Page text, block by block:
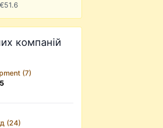
€51.6
компаній
(7)
5
(24)